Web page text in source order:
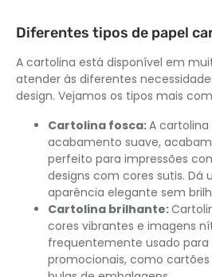
Diferentes tipos de papel
A cartolina está disponível em
atender às diferentes
design. Vejamos os tipos mais
Cartolina fosca:A
acabamento suave,
perfeito para impressões
designs com cores sutis. Dá
aparência elegante sem
Cartolina brilhante:
cores vibrantes e imagens
frequentemente usado para
promocionais, como cartões